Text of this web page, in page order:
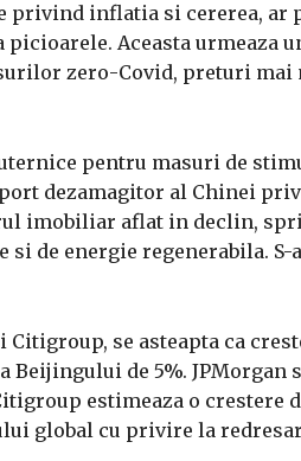
privind inflatia si cererea, ar
Aceasta urmeaza
zero-Covid, preturi mai
pentru masuri de
dezamagitor al Chinei
imobiliar aflat in declin,
de energie regenerabila. S-
se asteapta ca
Beijingului de 5%. JPMorgan
estimeaza o crestere
global cu privire la